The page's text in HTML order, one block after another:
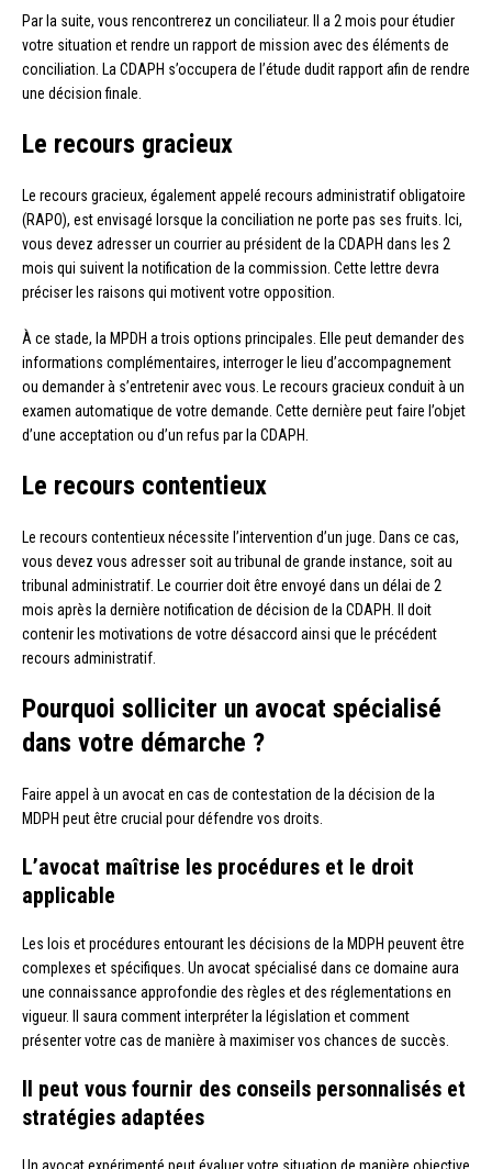
Par la suite, vous rencontrerez un conciliateur. Il a 2 mois pour étudier
votre situation et rendre un rapport de mission avec des éléments de
conciliation. La CDAPH s’occupera de l’étude dudit rapport afin de rendre
une décision finale.
Le recours gracieux
Le recours gracieux, également appelé recours administratif obligatoire
(RAPO), est envisagé lorsque la conciliation ne porte pas ses fruits. Ici,
vous devez adresser un courrier au président de la CDAPH dans les 2
mois qui suivent la notification de la commission. Cette lettre devra
préciser les raisons qui motivent votre opposition.
À ce stade, la MPDH a trois options principales. Elle peut demander des
informations complémentaires, interroger le lieu d’accompagnement
ou demander à s’entretenir avec vous. Le recours gracieux conduit à un
examen automatique de votre demande. Cette dernière peut faire l’objet
d’une acceptation ou d’un refus par la CDAPH.
Le recours contentieux
Le recours contentieux nécessite l’intervention d’un juge. Dans ce cas,
vous devez vous adresser soit au tribunal de grande instance, soit au
tribunal administratif. Le courrier doit être envoyé dans un délai de 2
mois après la dernière notification de décision de la CDAPH. Il doit
contenir les motivations de votre désaccord ainsi que le précédent
recours administratif.
Pourquoi solliciter un avocat spécialisé
dans votre démarche ?
Faire appel à un avocat en cas de contestation de la décision de la
MDPH peut être crucial pour défendre vos droits.
L’avocat maîtrise les procédures et le droit
applicable
Les lois et procédures entourant les décisions de la MDPH peuvent être
complexes et spécifiques. Un avocat spécialisé dans ce domaine aura
une connaissance approfondie des règles et des réglementations en
vigueur. Il saura comment interpréter la législation et comment
présenter votre cas de manière à maximiser vos chances de succès.
Il peut vous fournir des conseils personnalisés et
stratégies adaptées